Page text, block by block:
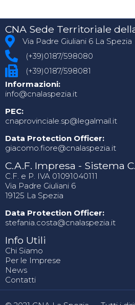
CNA Sede Territoriale
Via Padre Giuliani 6 La Spezia
(+39)0187/598080
(+39)0187/598081
Informazioni:
info@cnalaspezia.it
PEC:
cnaprovinciale.sp@legalmail.it
Data Protection Officer:
giacomo.fiore@cnalaspezia.it
C.A.F. Impresa - Sistema
C.F. e P. IVA 01091040111
Via Padre Giuliani 6
19125 La Spezia
Data Protection Officer:
stefania.costa@cnalaspezia.it
Info Utili
Chi Siamo
Per le Imprese
News
Contatti